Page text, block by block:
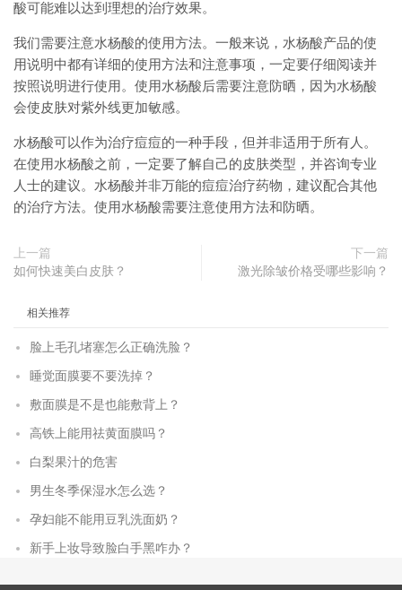
酸可能难以达到理想的治疗效果。
我们需要注意水杨酸的使用方法。一般来说，水杨酸产品的使
用说明中都有详细的使用方法和注意事项，一定要仔细阅读并
按照说明进行使用。使用水杨酸后需要注意防晒，因为水杨酸
会使皮肤对紫外线更加敏感。
水杨酸可以作为治疗痘痘的一种手段，但并非适用于所有人。
在使用水杨酸之前，一定要了解自己的皮肤类型，并咨询专业
人士的建议。水杨酸并非万能的痘痘治疗药物，建议配合其他
的治疗方法。使用水杨酸需要注意使用方法和防晒。
上一篇
如何快速美白皮肤？
下一篇
激光除皱价格受哪些影响？
相关推荐
脸上毛孔堵塞怎么正确洗脸？
睡觉面膜要不要洗掉？
敷面膜是不是也能敷背上？
高铁上能用祛黄面膜吗？
白梨果汁的危害
男生冬季保湿水怎么选？
孕妇能不能用豆乳洗面奶？
新手上妆导致脸白手黑咋办？